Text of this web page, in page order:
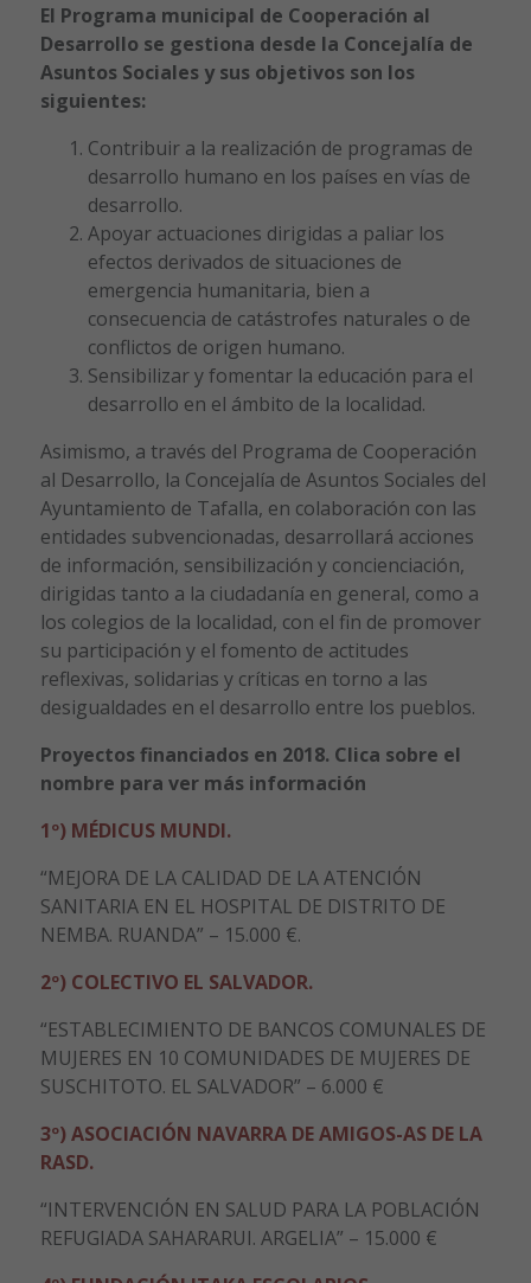
El Programa municipal de Cooperación al
Desarrollo se gestiona desde la Concejalía de
Asuntos Sociales y sus objetivos son los
siguientes:
Contribuir a la realización de programas de
desarrollo humano en los países en vías de
desarrollo.
Apoyar actuaciones dirigidas a paliar los
efectos derivados de situaciones de
emergencia humanitaria, bien a
consecuencia de catástrofes naturales o de
conflictos de origen humano.
Sensibilizar y fomentar la educación para el
desarrollo en el ámbito de la localidad.
Asimismo, a través del Programa de Cooperación
al Desarrollo, la Concejalía de Asuntos Sociales del
Ayuntamiento de Tafalla, en colaboración con las
entidades subvencionadas, desarrollará acciones
de información, sensibilización y concienciación,
dirigidas tanto a la ciudadanía en general, como a
los colegios de la localidad, con el fin de promover
su participación y el fomento de actitudes
reflexivas, solidarias y críticas en torno a las
desigualdades en el desarrollo entre los pueblos.
Proyectos financiados en 2018. Clica sobre el
nombre para ver más información
1º) MÉDICUS MUNDI.
“MEJORA DE LA CALIDAD DE LA ATENCIÓN
SANITARIA EN EL HOSPITAL DE DISTRITO DE
NEMBA. RUANDA” – 15.000 €.
2º) COLECTIVO EL SALVADOR.
“ESTABLECIMIENTO DE BANCOS COMUNALES DE
MUJERES EN 10 COMUNIDADES DE MUJERES DE
SUSCHITOTO. EL SALVADOR” – 6.000 €
3º)ASOCIACIÓN NAVARRA DE AMIGOS-AS DE LA
RASD.
“INTERVENCIÓN EN SALUD PARA LA POBLACIÓN
REFUGIADA SAHARARUI. ARGELIA” – 15.000 €